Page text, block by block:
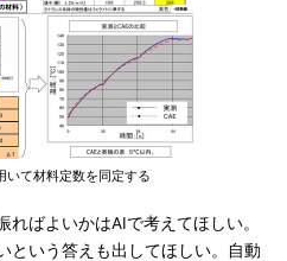
いて材料定数を同定する
ばよいかはAIで考えてほしい。
という答えも出してほしい。自動